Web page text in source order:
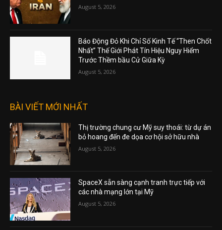
August 5, 2026
Báo Động Đỏ Khi Chỉ Số Kinh Tế “Then Chốt
Nhất” Thế Giới Phát Tín Hiệu Nguy Hiểm
Trước Thềm bầu Cử Giữa Kỳ
August 5, 2026
BÀI VIẾT MỚI NHẤT
Thị trường chung cư Mỹ suy thoái: từ dự án
bỏ hoang đến đe dọa cơ hội sở hữu nhà
August 5, 2026
SpaceX sẵn sàng cạnh tranh trực tiếp với
các nhà mạng lớn tại Mỹ
August 5, 2026